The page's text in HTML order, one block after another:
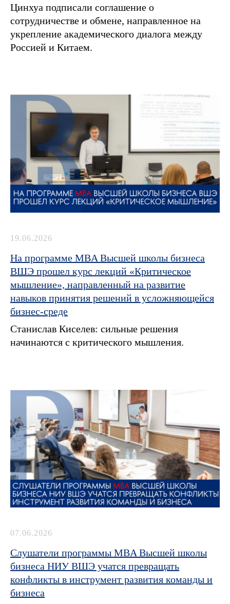
Цинхуа подписали соглашение о
сотрудничестве и обмене, направленное на
укрепление академического диалога между
Россией и Китаем.
19.06.2026
На программе MBA Высшей школы бизнеса
ВШЭ прошел курс лекций «Критическое
мышление», направленный на развитие
навыков принятия решений в усложняющейся
бизнес-среде
Станислав Киселев: сильные решения
начинаются с критического мышления.
07.06.2026
Слушатели программы MBA Высшей школы
бизнеса НИУ ВШЭ учатся превращать
конфликты в инструмент развития команды и
бизнеса